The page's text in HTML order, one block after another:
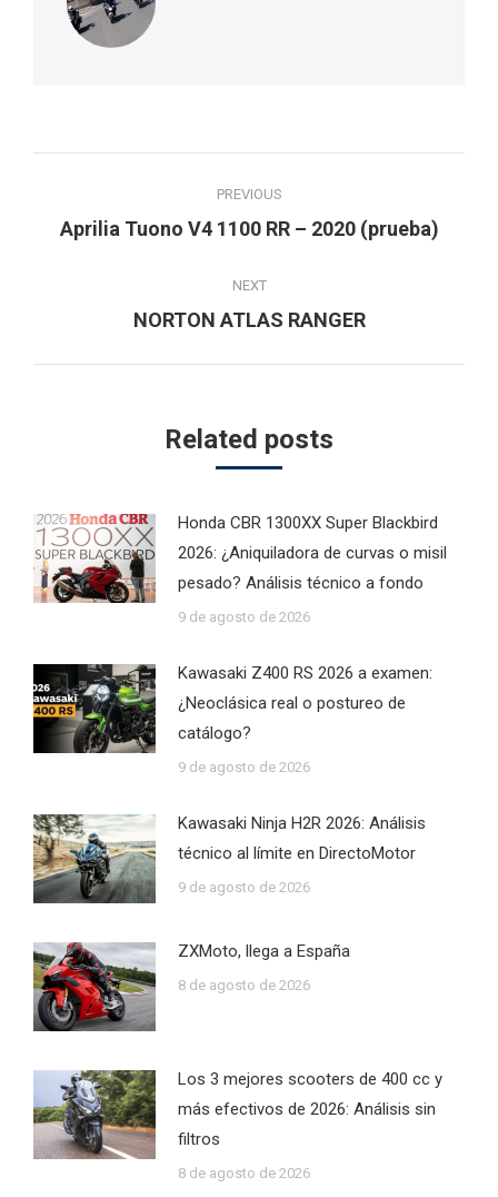
navigation
PREVIOUS
Previous
Aprilia Tuono V4 1100 RR – 2020 (prueba)
NEXT
Next
NORTON ATLAS RANGER
Related posts
Honda CBR 1300XX Super Blackbird
2026: ¿Aniquiladora de curvas o misil
pesado? Análisis técnico a fondo
9 de agosto de 2026
Kawasaki Z400 RS 2026 a examen:
¿Neoclásica real o postureo de
catálogo?
9 de agosto de 2026
Kawasaki Ninja H2R 2026: Análisis
técnico al límite en DirectoMotor
9 de agosto de 2026
ZXMoto, llega a España
8 de agosto de 2026
Los 3 mejores scooters de 400 cc y
más efectivos de 2026: Análisis sin
filtros
8 de agosto de 2026